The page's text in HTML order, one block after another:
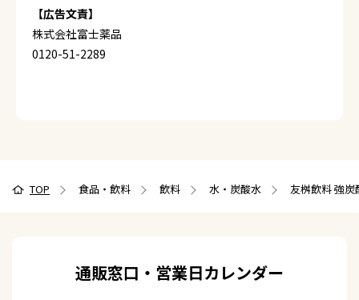
【広告文責】
株式会社富士薬品
0120-51-2289
TOP 食品・飲料 飲料 水・炭酸水 友桝飲料 強
通販窓口・営業日カレンダー